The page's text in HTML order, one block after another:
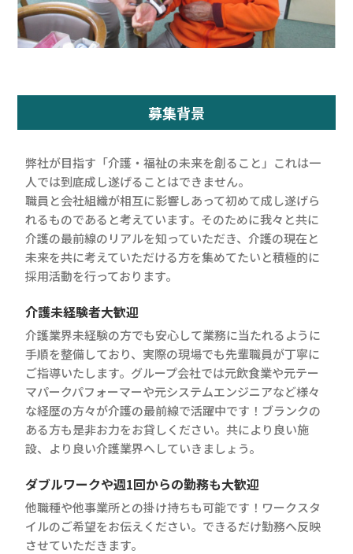
募集背景
弊社が目指す「介護・福祉の未来を創ること」これは一
人では到底成し遂げることはできません。
職員と会社組織が相互に影響しあって初めて成し遂げら
れるものであると考えています。そのために我々と共に
介護の最前線のリアルを知っていただき、介護の現在と
未来を共に考えていただける方を集めてたいと積極的に
採用活動を行っております。
介護未経験者大歓迎
介護業界未経験の方でも安心して業務に当たれるように
手順を整備しており、実際の現場でも先輩職員が丁寧に
ご指導いたします。グループ会社では元飲食業や元テー
マパークパフォーマーや元システムエンジニアなど様々
な経歴の方々が介護の最前線で活躍中です！ブランクの
ある方も是非お力をお貸しください。共により良い施
設、より良い介護業界へしていきましょう。
ダブルワークや週1回からの勤務も大歓迎
他職種や他事業所との掛け持ちも可能です！ワークスタ
イルのご希望をお伝えください。できるだけ勤務へ反映
させていただきます。